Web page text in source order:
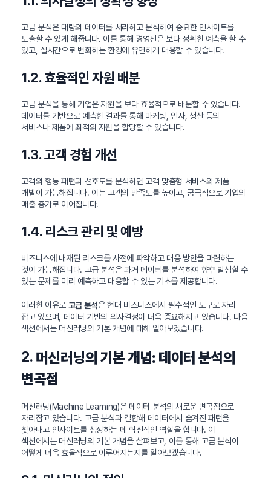
고급 분석은 대량의 데이터를 처리하고 분석하여 중요한 인사이트를
도출할 수 있게 해줍니다. 이를 통해 경영진은 보다 정확한 예측을 할 수
있고, 실시간으로 변화하는 환경에 유연하게 대응할 수 있습니다.
1.2. 효율적인 자원 배분
고급 분석을 통해 기업은 자원을 보다 효율적으로 배분할 수 있습니다.
데이터를 기반으로 예측한 결과를 통해 마케팅, 인사, 생산 등의
서비스나 제품에 최적의 자원을 할당할 수 있습니다.
1.3. 고객 경험 개선
고객의 행동 패턴과 선호도를 분석하면 고객 맞춤형 서비스와 제품
개발이 가능해집니다. 이는 고객의 만족도를 높이고, 궁극적으로 기업의
매출 증가로 이어집니다.
1.4. 리스크 관리 및 예방
비즈니스에 내재된 리스크를 사전에 파악하고 대응 방안을 마련하는
것이 가능해집니다. 고급 분석은 과거 데이터를 분석하여 향후 발생할 수
있는 문제를 미리 예측하고 대응할 수 있는 기초를 제공합니다.
이러한 이유로 고급 분석은 현대 비즈니스에서 필수적인 도구로 자리
잡고 있으며, 데이터 기반의 의사결정이 더욱 중요해지고 있습니다. 다음
섹션에서는 머신러닝의 기본 개념에 대해 알아보겠습니다.
2. 머신러닝의 기본 개념: 데이터 분석의
변곡점
머신러닝(Machine Learning)은 데이터 분석의 새로운 변곡점으로
자리잡고 있습니다. 고급 분석과 결합해 데이터에서 숨겨진 패턴을
찾아내고 인사이트를 생성하는 데 혁신적인 역할을 합니다. 이
섹션에서는 머신러닝의 기본 개념을 살펴보고, 이를 통해 고급 분석이
어떻게 더욱 효율적으로 이루어지는지를 알아보겠습니다.